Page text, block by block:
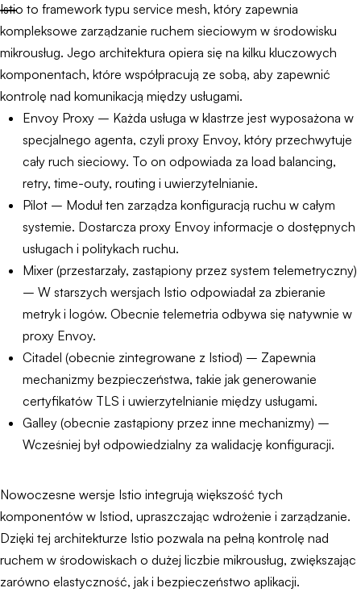
Istio to framework typu service mesh, który zapewnia
kompleksowe zarządzanie ruchem sieciowym w środowisku
mikrousług. Jego architektura opiera się na kilku kluczowych
komponentach, które współpracują ze sobą, aby zapewnić
kontrolę nad komunikacją między usługami.
Envoy Proxy – Każda usługa w klastrze jest wyposażona w
specjalnego agenta, czyli proxy Envoy, który przechwytuje
cały ruch sieciowy. To on odpowiada za load balancing,
retry, time-outy, routing i uwierzytelnianie.
Pilot – Moduł ten zarządza konfiguracją ruchu w całym
systemie. Dostarcza proxy Envoy informacje o dostępnych
usługach i politykach ruchu.
Mixer (przestarzały, zastąpiony przez system telemetryczny)
– W starszych wersjach Istio odpowiadał za zbieranie
metryk i logów. Obecnie telemetria odbywa się natywnie w
proxy Envoy.
Citadel (obecnie zintegrowane z Istiod) – Zapewnia
mechanizmy bezpieczeństwa, takie jak generowanie
certyfikatów TLS i uwierzytelnianie między usługami.
Galley (obecnie zastąpiony przez inne mechanizmy) –
Wcześniej był odpowiedzialny za walidację konfiguracji.
Nowoczesne wersje Istio integrują większość tych
komponentów w Istiod, upraszczając wdrożenie i zarządzanie.
Dzięki tej architekturze Istio pozwala na pełną kontrolę nad
ruchem w środowiskach o dużej liczbie mikrousług, zwiększając
zarówno elastyczność, jak i bezpieczeństwo aplikacji.